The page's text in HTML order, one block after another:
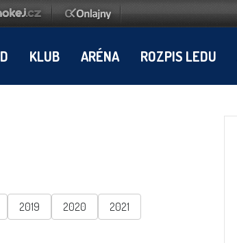
KLUB ARÉNA ROZPIS LEDU
2019 2020
2021